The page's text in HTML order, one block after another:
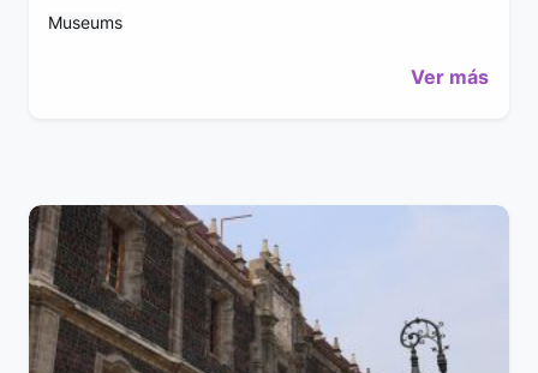
Museums
Ver más